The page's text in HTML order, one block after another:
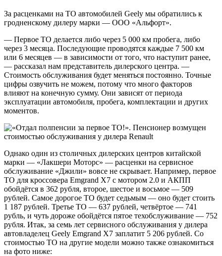
За расценками на ТО автомобилей Geely мы обратились к
гродненскому дилеру марки — ООО «Альфорт».
— Первое ТО делается либо через 5 000 км пробега, либо
через 3 месяца. Последующие проводятся каждые 7 500 км
или 6 месяцев — в зависимости от того, что наступит ранее,
— рассказал нам представитель дилерского центра. —
Стоимость обслуживания будет меняться постоянно. Точные
цифры озвучить не можем, потому что много факторов
влияют на конечную сумму. Они зависят от периода
эксплуатации автомобиля, пробега, комплектации и других
моментов.
Однако один из столичных дилерских центров китайской
марки — «Лакшери Моторс» — расценки на сервисное
обслуживание «Джили» вовсе не скрывает. Например, первое
ТО для кроссовера Emgrand X7 с мотором 2.0 и АКПП
обойдётся в 362 рубля, второе, шестое и восьмое — 509
рублей. Самое дорогое ТО будет седьмым — оно будет стоить
1 187 рублей. Третье ТО — 637 рублей, четвёртое — 741
рубль, и чуть дороже обойдётся пятое техобслуживание — 752
рубля. Итак, за семь лет сервисного обслуживания у дилера
автовладелец Geely Emgrand X7 заплатит 5 206 рублей. Со
стоимостью ТО на другие модели можно также ознакомиться
на фото ниже: